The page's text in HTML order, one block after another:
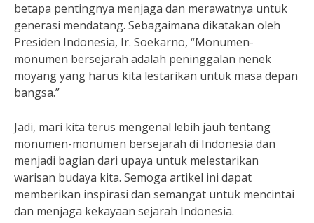
betapa pentingnya menjaga dan merawatnya untuk
generasi mendatang. Sebagaimana dikatakan oleh
Presiden Indonesia, Ir. Soekarno, “Monumen-
monumen bersejarah adalah peninggalan nenek
moyang yang harus kita lestarikan untuk masa depan
bangsa.”
Jadi, mari kita terus mengenal lebih jauh tentang
monumen-monumen bersejarah di Indonesia dan
menjadi bagian dari upaya untuk melestarikan
warisan budaya kita. Semoga artikel ini dapat
memberikan inspirasi dan semangat untuk mencintai
dan menjaga kekayaan sejarah Indonesia.